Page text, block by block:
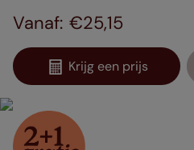
€25,15
Krijg een prijs